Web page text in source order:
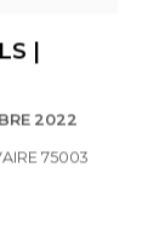
|
2022
75003